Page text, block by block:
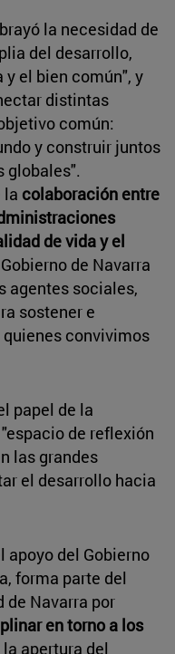
la necesidad de
del desarrollo,
el bien común", y
distintas
común:
y construir juntos
globales".
la colaboración entre
de vida y el
de Navarra
agentes sociales,
sostener e
convivimos
papel de la
de reflexión
las grandes
el desarrollo hacia
apoyo del Gobierno
forma parte del
de Navarra por
en torno a los
la apertura del